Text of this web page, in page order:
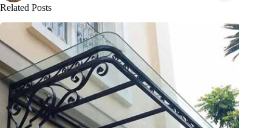
Related Posts